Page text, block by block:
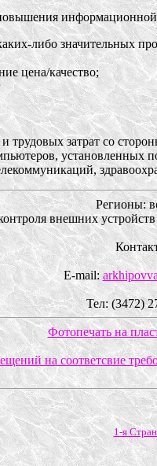
либо значительных
цена/качество;
трудовых затрат со
установленных
Регионы:
внешних
E-mail:
Тел: (3472)
Фотопечать на
на соответсвие
1-я